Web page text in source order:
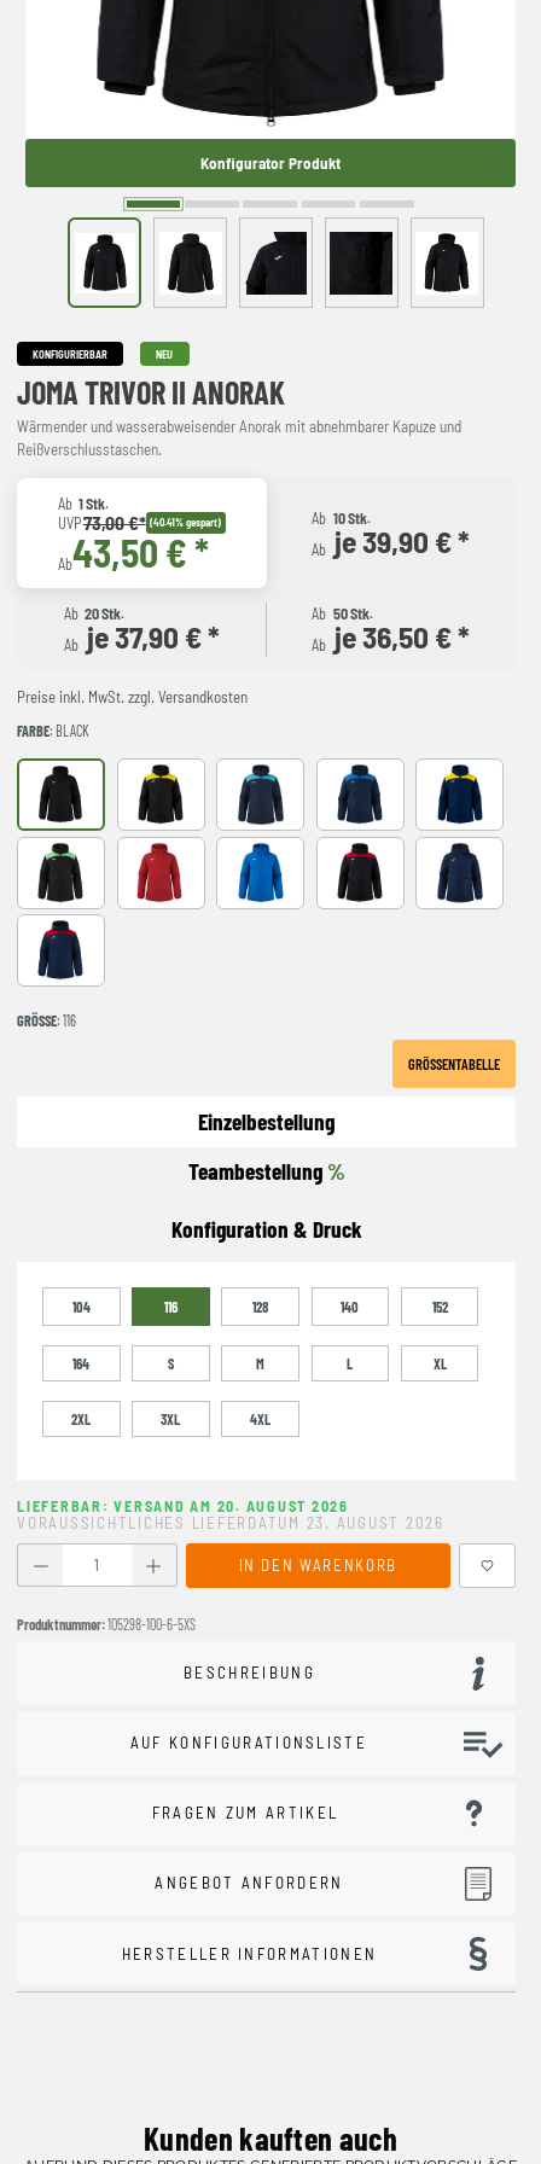
Konfigurator Produkt
KONFIGURIERBAR NEU
JOMA TRIVOR II ANORAK
Wärmender und wasserabweisender Anorak mit abnehmbarer Kapuze und
Reißverschlusstaschen.
Ab 1 Stk.
UVP73,00 €* (40.41% gespart)
Ab43,50 € *
Ab 10 Stk.
Ab je 39,90 € *
Ab 20 Stk.
Ab je 37,90 € *
Ab 50 Stk.
Ab je 36,50 € *
Preise inkl. MwSt. zzgl. Versandkosten
FARBE: BLACK
BLACK BLACK-YELLOW DARK NAVY TURQUESANAVY-ROYAL NAVY-
NEGRO-VERDE FLUOR
RED royal BLACK-RED NAVY
NAVY-RED
GRÖSSE : 116
GRÖSSENTABELLE
Einzelbestellung
Teambestellung %
Konfiguration & Druck
104 116 128 140 152
164 S M L XL
2XL 3XL 4XL
LIEFERBAR: VERSAND AM 20. AUGUST 2026
VORAUSSICHTLICHES LIEFERDATUM 23. AUGUST 2026
Produkt Anzahl: Gib den gewünschten Wert ein oder
IN DEN WARENKORB
Produktnummer:105298-100-6-5XS
BESCHREIBUNG
AUF KONFIGURATIONSLISTE
FRAGEN ZUM ARTIKEL
ANGEBOT ANFORDERN
HERSTELLER INFORMATIONEN
Kunden kauften auch